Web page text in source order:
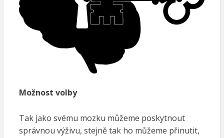
Možnost volby
Tak jako svému mozku můžeme poskytnout
správnou výživu, stejně tak ho můžeme přinutit,